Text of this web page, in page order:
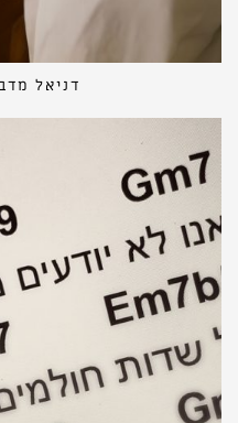
דניאל